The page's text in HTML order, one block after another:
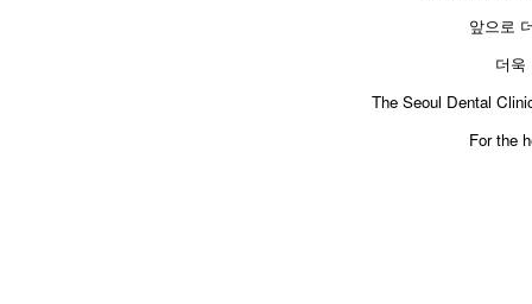
앞으로
더욱
​The Seoul Dental
For the